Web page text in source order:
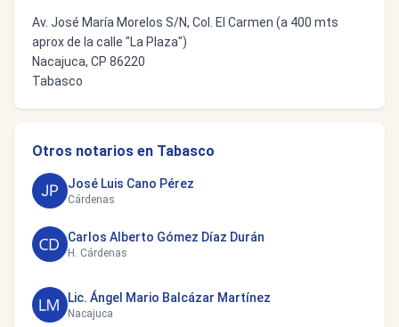
Av. José María Morelos S/N, Col. El Carmen (a 400 mts
aprox de la calle "La Plaza")
Nacajuca, CP 86220
Tabasco
Otros notarios en Tabasco
José Luis Cano Pérez
Cárdenas
Carlos Alberto Gómez Díaz Durán
H. Cárdenas
Lic. Ángel Mario Balcázar Martínez
Nacajuca